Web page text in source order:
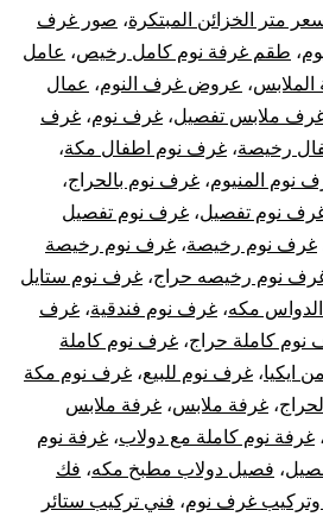
متر الخزائن المبتكرة، صور غرف
، طقم غرفة نوم كامل رخيص، عامل
، عروض غرف النوم، عمال
ملابس تفصيل، غرف نوم، غرف
رخيصة، غرف نوم اطفال مكة،
نوم المنيوم، غرف نوم بالحراج،
نوم تفصيل، غرف نوم تفصيل
غرف نوم رخيصة، غرف نوم رخيصة
نوم رخيصه حراج، غرف نوم ستايل
مكه، غرف نوم فندقية، غرف
نوم كاملة حراج، غرف نوم كاملة
ايكيا، غرف نوم للبيع، غرف نوم مكة
، غرفة ملابس، غرفة ملابس
، غرفة نوم كاملة مع دولاب، غرفة نوم
، فصيل دولاب مطبخ مكه، فك
غرف نوم، فني تركيب ستائر